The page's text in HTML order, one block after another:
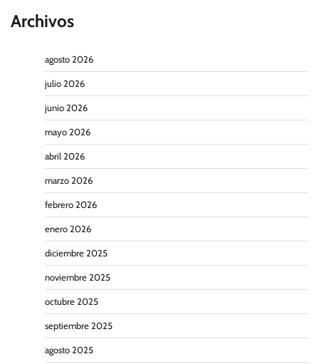
Archivos
agosto 2026
julio 2026
junio 2026
mayo 2026
abril 2026
marzo 2026
febrero 2026
enero 2026
diciembre 2025
noviembre 2025
octubre 2025
septiembre 2025
agosto 2025